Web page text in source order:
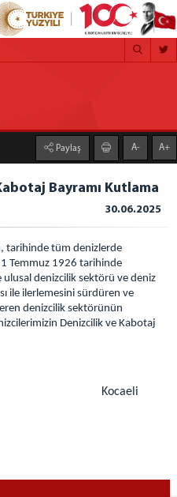
Paylaş A- A+
Bayramı Kutlama
30.06.2025
tüm denizlerde
Temmuz 1926 tarihinde
denizcilik sektörü ve deniz
ile ilerlemesini sürdüren ve
denizcilik sektörünün
Denizcilik ve Kabotaj